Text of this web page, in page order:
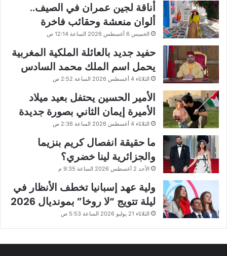
أناقة لجين عمران في الصيف..
ألوان منعشة وحقائب فاخرة
الخميس 6 أغسطس 2026 الساعة 12:14 ص
حفيد جديد بالعائلة الملكية المغربية
يحمل اسم الملك محمد السادس
الثلاثاء 4 أغسطس 2026 الساعة 2:52 ص
الأمير الحسين يحتفل بعيد ميلاد
الأميرة إيمان الثاني بصورة جديدة
الثلاثاء 4 أغسطس 2026 الساعة 2:36 ص
ما حقيقة انفصال كريم بنزيما
والجزائرية لينا خضري؟
الأحد 2 أغسطس 2026 الساعة 9:35 م
ولية عهد إسبانيا تخطف الأنظار في
ليلة تتويج “لا روخا” بمونديال 2026
الثلاثاء 21 يوليو 2026 الساعة 5:53 ص